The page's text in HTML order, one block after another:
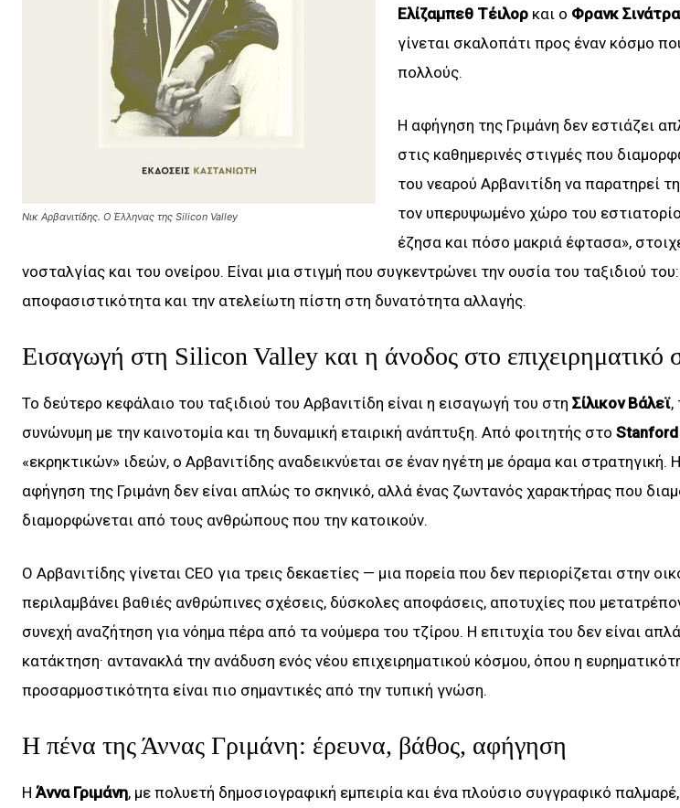
Νικ Αρβανιτίδης. Ο Έλληνας της Silicon Valley
Ελίζαμπεθ Τέιλορ και ο Φρανκ Σινάτρα
γίνεται σκαλοπάτι προς έναν κόσμο
πολλούς.
Η αφήγηση της Γριμάνη δεν εστιάζει
στις καθημερινές στιγμές που
του νεαρού Αρβανιτίδη να παρατηρεί
τον υπερυψωμένο χώρο του
έζησα και πόσο μακριά έφτασα»,
νοσταλγίας και του ονείρου. Είναι μια στιγμή που συγκεντρώνει την ουσία του ταξιδιού
αποφασιστικότητα και την ατελείωτη πίστη στη δυνατότητα αλλαγής.
Εισαγωγή στη Silicon Valley και η άνοδος στο επιχειρηματικό
Το δεύτερο κεφάλαιο του ταξιδιού του Αρβανιτίδη είναι η εισαγωγή του στη Σίλικον Βάλεϊ,
συνώνυμη με την καινοτομία και τη δυναμική εταιρική ανάπτυξη. Από φοιτητής στο
«εκρηκτικών» ιδεών, ο Αρβανιτίδης αναδεικνύεται σε έναν ηγέτη με όραμα και στρατηγική.
αφήγηση της Γριμάνη δεν είναι απλώς το σκηνικό, αλλά ένας ζωντανός χαρακτήρας που
διαμορφώνεται από τους ανθρώπους που την κατοικούν.
Ο Αρβανιτίδης γίνεται CEO για τρεις δεκαετίες — μια πορεία που δεν περιορίζεται στην
περιλαμβάνει βαθιές ανθρώπινες σχέσεις, δύσκολες αποφάσεις, αποτυχίες που
συνεχή αναζήτηση για νόημα πέρα από τα νούμερα του τζίρου. Η επιτυχία του δεν είναι
κατάκτηση· αντανακλά την ανάδυση ενός νέου επιχειρηματικού κόσμου, όπου η
προσαρμοστικότητα είναι πιο σημαντικές από την τυπική γνώση.
Η πένα της Άννας Γριμάνη: έρευνα, βάθος, αφήγηση
Η Άννα Γριμάνη, με πολυετή δημοσιογραφική εμπειρία και ένα πλούσιο συγγραφικό